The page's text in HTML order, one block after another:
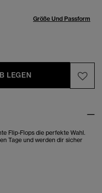
Größe Und Passform
LEGEN
Flip-Flops die perfekte Wahl.
Tage und werden dir sicher